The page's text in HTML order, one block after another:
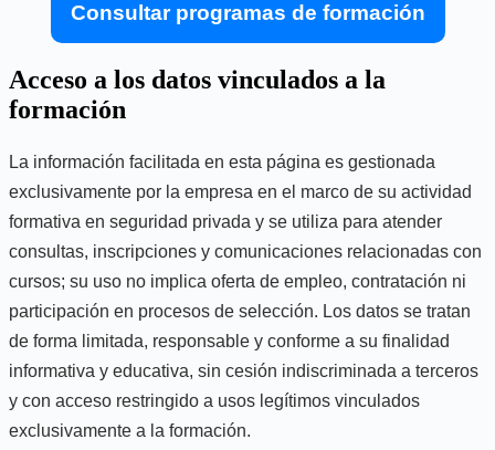
Consultar programas de formación
Acceso a los datos vinculados a la
formación
La información facilitada en esta página es gestionada
exclusivamente por la empresa en el marco de su actividad
formativa en seguridad privada y se utiliza para atender
consultas, inscripciones y comunicaciones relacionadas con
cursos; su uso no implica oferta de empleo, contratación ni
participación en procesos de selección. Los datos se tratan
de forma limitada, responsable y conforme a su finalidad
informativa y educativa, sin cesión indiscriminada a terceros
y con acceso restringido a usos legítimos vinculados
exclusivamente a la formación.